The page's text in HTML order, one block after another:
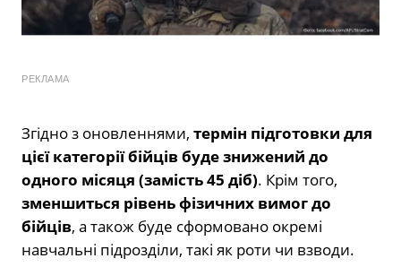
РЕКЛАМА
Згідно з оновленнями, термін підготовки для
цієї категорії бійців буде знижений до
одного місяця (замість 45 діб). Крім того,
зменшиться рівень фізичних вимог до
бійців, а також буде сформовано окремі
навчальні підрозділи, такі як роти чи взводи.